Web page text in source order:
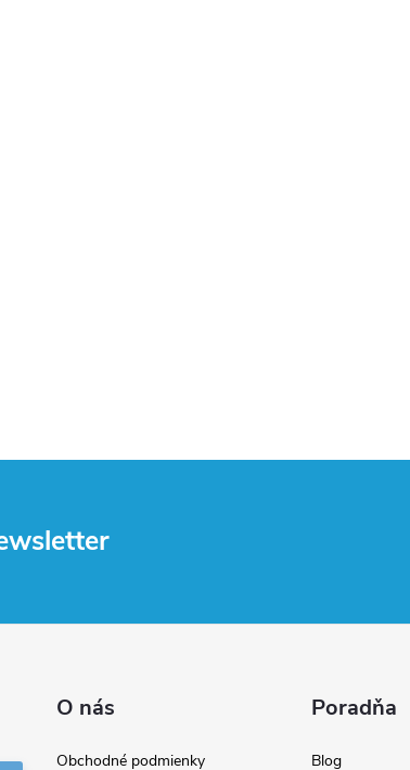
O nás
Obchodné podmienky
Poradňa
Blog